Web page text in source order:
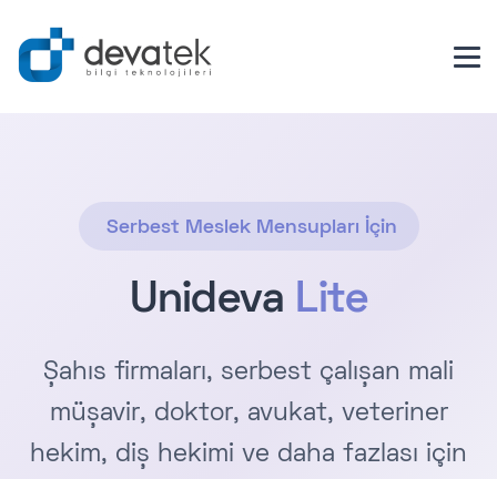
Serbest Meslek Mensupları İçin
Unideva Lite
Şahıs firmaları, serbest çalışan mali
müşavir, doktor, avukat, veteriner
hekim, diş hekimi ve daha fazlası için